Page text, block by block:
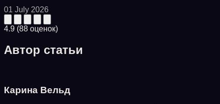
01 July 2026
4.9 (88 оценок)
Автор статьи
Карина Вельд